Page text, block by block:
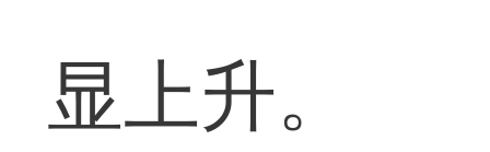
显上升。